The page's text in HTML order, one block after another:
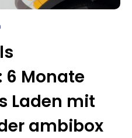
6 Monate
Laden mit
ambibox